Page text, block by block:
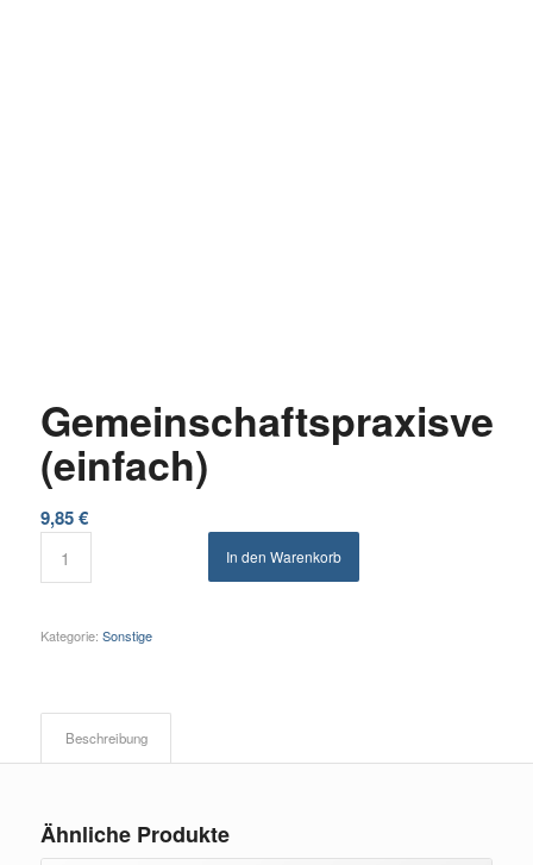
(einfach)
9,85€
In den Warenkorb
Kategorie: Sonstige
Beschreibung
Ähnliche Produkte